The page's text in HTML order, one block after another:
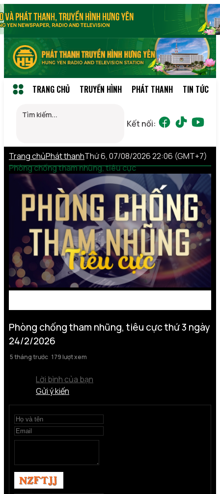
TRANG CHỦ TRUYỀN HÌNH PHÁT THANH TIN TỨC
Kết nối:
Trang chủPhát thanh
Phòng chống tham nhũng, tiêu cực
Thứ 6, 07/08/2026 22:06 (GMT+7)
Phòng chống tham nhũng, tiêu cực thứ 3 ngày
24/2/2026
5 tháng trước 179 lượt xem
Lời bình của bạn
Gửi ý kiến